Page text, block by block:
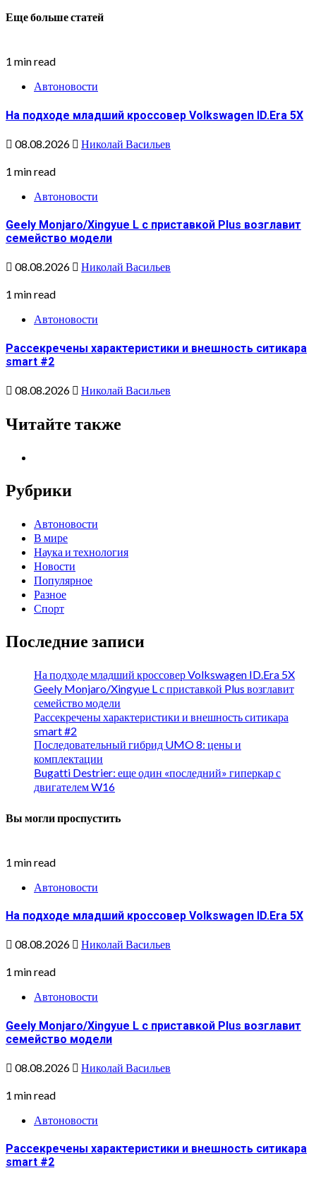
Еще больше статей
1 min read
Автоновости
На подходе младший кроссовер Volkswagen ID.Era 5X
08.08.2026 Николай Васильев
1 min read
Автоновости
Geely Monjaro/Xingyue L с приставкой Plus возглавит
семейство модели
08.08.2026 Николай Васильев
1 min read
Автоновости
Рассекречены характеристики и внешность ситикара
smart #2
08.08.2026 Николай Васильев
Читайте также
Рубрики
Автоновости
В мире
Наука и технология
Новости
Популярное
Разное
Спорт
Последние записи
На подходе младший кроссовер Volkswagen ID.Era 5X
Geely Monjaro/Xingyue L с приставкой Plus возглавит
семейство модели
Рассекречены характеристики и внешность ситикара
smart #2
Последовательный гибрид UMO 8: цены и
комплектации
Bugatti Destrier: еще один «последний» гиперкар с
двигателем W16
Вы могли проспустить
1 min read
Автоновости
На подходе младший кроссовер Volkswagen ID.Era 5X
08.08.2026 Николай Васильев
1 min read
Автоновости
Geely Monjaro/Xingyue L с приставкой Plus возглавит
семейство модели
08.08.2026 Николай Васильев
1 min read
Автоновости
Рассекречены характеристики и внешность ситикара
smart #2